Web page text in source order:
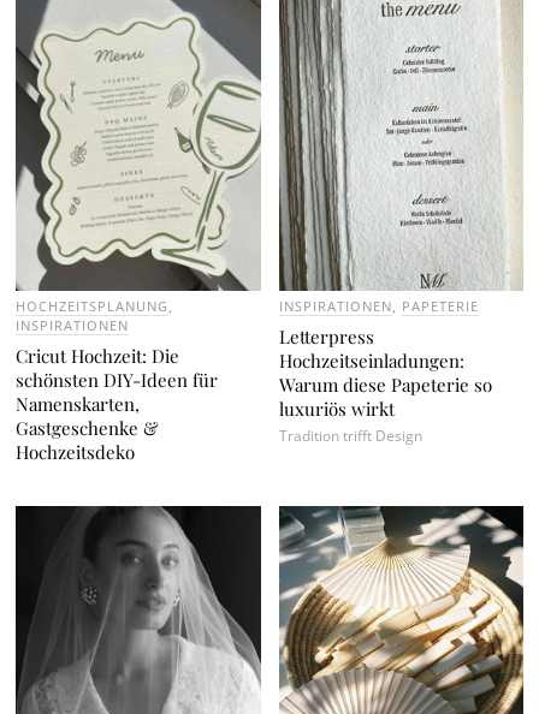
HOCHZEITSPLANUNG
INSPIRATIONEN
Cricut Hochzeit: Die
schönsten DIY-Ideen für
Namenskarten,
Gastgeschenke &
Hochzeitsdeko
INSPIRATIONEN PAPETERIE
Letterpress
Hochzeitseinladungen:
Warum diese Papeterie so
luxuriös wirkt
Tradition trifft Design